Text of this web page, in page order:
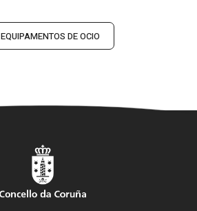
EQUIPAMENTOS DE OCIO